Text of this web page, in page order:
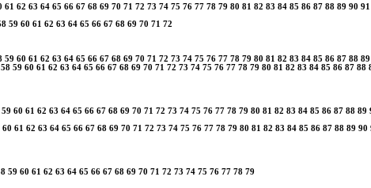
61 62 63 64 65 66 67 68 69 70 71 72 73 74 75 76 77 78 79 80 81 82 83 84 85 86 87 88 89 90 91
59 60 61 62 63 64 65 66 67 68 69 70 71 72
59 60 61 62 63 64 65 66 67 68 69 70 71 72 73 74 75 76 77 78 79 80 81 82 83 84 85 86 87 88 89
58 59 60 61 62 63 64 65 66 67 68 69 70 71 72 73 74 75 76 77 78 79 80 81 82 83 84 85 86 87 88
59 60 61 62 63 64 65 66 67 68 69 70 71 72 73 74 75 76 77 78 79 80 81 82 83 84 85 86 87 88 89
60 61 62 63 64 65 66 67 68 69 70 71 72 73 74 75 76 77 78 79 80 81 82 83 84 85 86 87 88 89 90
59 60 61 62 63 64 65 66 67 68 69 70 71 72 73 74 75 76 77 78 79